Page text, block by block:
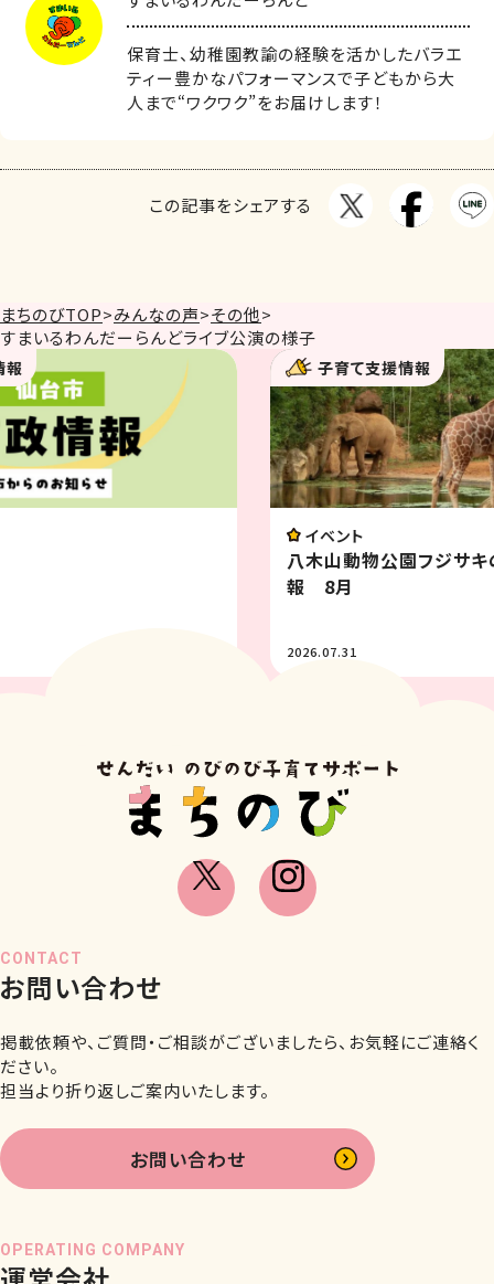
保育士、幼稚園教諭の経験を活かしたバラエ
ティー豊かなパフォーマンスで子どもから大
人まで“ワクワク”をお届けします！
この記事をシェアする
まちのびTOP>みんなの声>その他>
すまいるわんだーらんどライブ公演の様子
子育て支援情報
八木山ベニーランド イベント情報8月
OPERATING COMPANY
CONTACT
お問い合わせ
掲載依頼や、ご質問・ご相談がございましたら、お気軽にご連絡く
ださい。
担当より折り返しご案内いたします。
お問い合わせ